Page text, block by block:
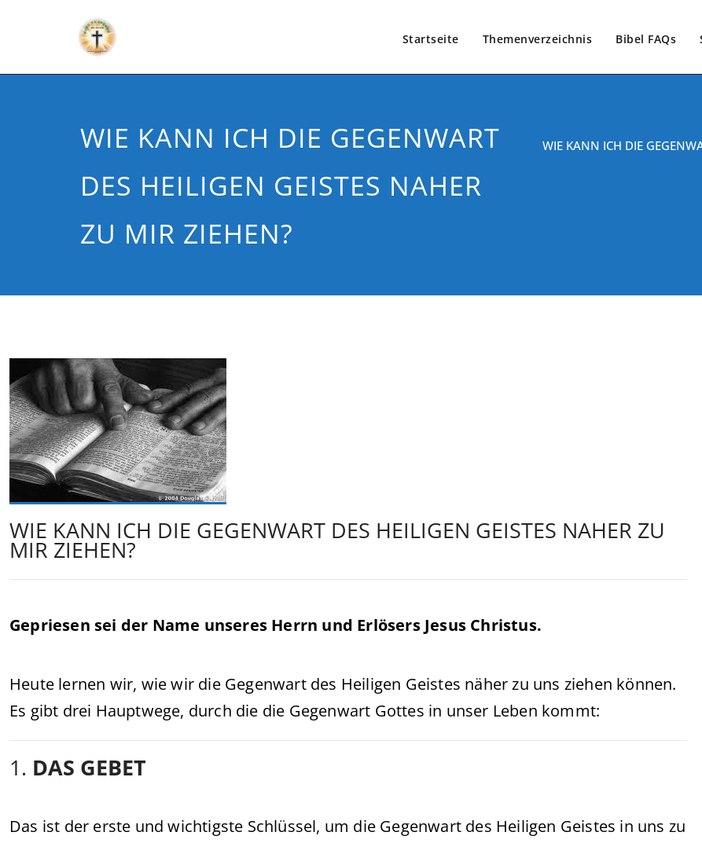
Startseite Themenverzeichnis Bibel FAQs
WIE KANN ICH DIE GEGENWART
DES HEILIGEN GEISTES NAHER
ZU MIR ZIEHEN?
WIE KANN ICH DIE
WIE KANN ICH DIE GEGENWART DES HEILIGEN GEISTES NAHER ZU
MIR ZIEHEN?
Gepriesen sei der Name unseres Herrn und Erlösers Jesus Christus.
Heute lernen wir, wie wir die Gegenwart des Heiligen Geistes näher zu uns ziehen können.
Es gibt drei Hauptwege, durch die die Gegenwart Gottes in unser Leben kommt:
1. DAS GEBET
Das ist der erste und wichtigste Schlüssel, um die Gegenwart des Heiligen Geistes in uns zu